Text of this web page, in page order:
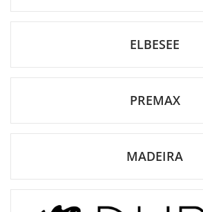
ELBESEE
PREMAX
MADEIRA